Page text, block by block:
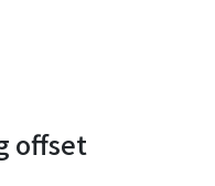
in
libs/views/
offset